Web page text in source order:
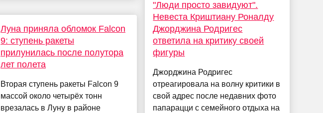
Луна приняла обломок Falcon
9: ступень ракеты
прилунилась после полутора
лет полета
Вторая ступень ракеты Falcon 9
массой около четырёх тонн
врезалась в Луну в районе
"Люди просто завидуют".
Невеста Криштиану Роналду
Джорджина Родригес
ответила на критику своей
фигуры
Джорджина Родригес
отреагировала на волну критики в
свой адрес после недавних фото
папарацци с семейного отдыха на